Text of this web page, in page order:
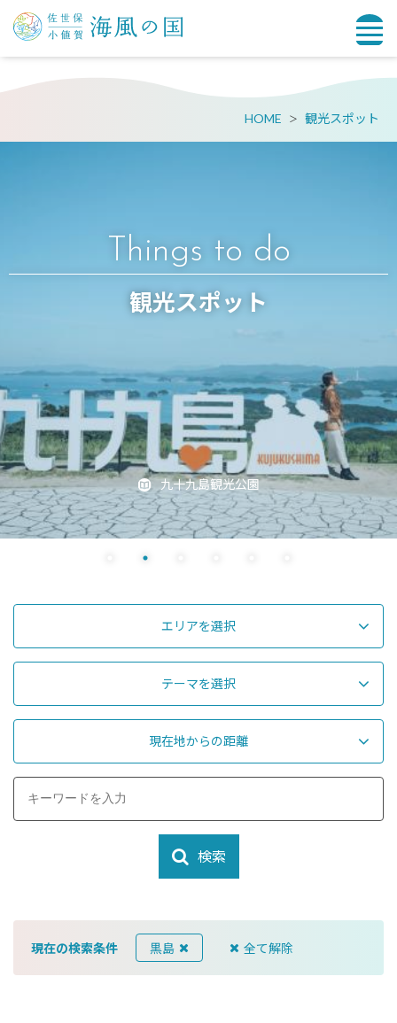
HOME 観光スポット
Things to do
観光スポット
九十九島観光公園
エリアを選択
テーマを選択
現在地からの距離
検索
現在の検索条件 黒島 全て解除